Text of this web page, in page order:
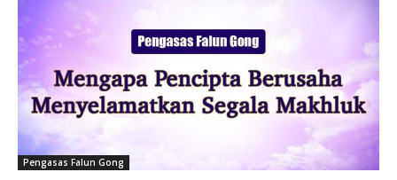
Pengasas Falun Gong